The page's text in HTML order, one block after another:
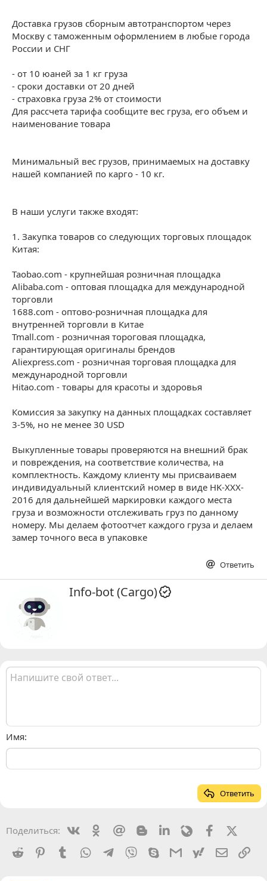
Доставка грузов сборным автотранспортом через
Москву с таможенным оформлением в любые города
России и СНГ
- от 10 юаней за 1 кг груза
- сроки доставки от 20 дней
- страховка груза 2% от стоимости
Для рассчета тарифа сообщите вес груза, его объем и
наименование товара
Минимальный вес грузов, принимаемых на доставку
нашей компанией по карго - 10 кг.
В наши услуги также входят:
1. Закупка товаров со следующих торговых площадок
Китая:
Taobao.com - крупнейшая розничная площадка
Alibaba.com - оптовая площадка для международной
торговли
1688.com - оптово-розничная площадка для
внутренней торговли в Китае
Tmall.com - розничная тороговая площадка,
гарантирующая оригиналы брендов
Aliexpress.com - розничная торговая площадка для
международной торговли
Hitao.com - товары для красоты и здоровья
Комиссия за закупку на данных площадках составляет
3-5%, но не менее 30 USD
Выкупленные товары проверяются на внешний брак
и повреждения, на соответствие количества, на
комплектность. Каждому клиенту мы присваиваем
индивидуальный клиентский номер в виде HK-XXX-
2016 для дальнейшей маркировки каждого места
груза и возможности отслеживать груз по данному
номеру. Мы делаем фотоотчет каждого груза и делаем
замер точного веса в упаковке
Ответить
А
в
Info-bot (Cargo)
Имя
Ответить
Поделиться: VkontakteOdnoklassniki
Mail.ru BloggerLinkedinLivejournalFacebook
Reddit
PinterestTumblr WhatsAppTelegram
Viber SkypeGmailyahoomail